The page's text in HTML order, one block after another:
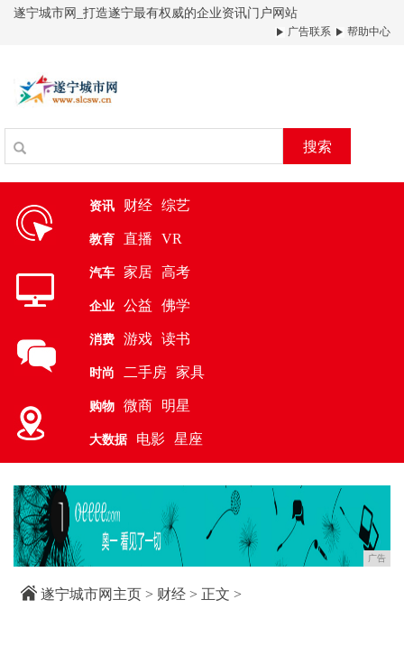
遂宁城市网_打造遂宁最有权威的企业资讯门户网站
广告联系 帮助中心
搜索
资讯 财经 综艺
教育 直播 VR
汽车 家居 高考
企业 公益 佛学
消费 游戏 读书
时尚 二手房 家具
购物 微商 明星
大数据 电影 星座
广告
遂宁城市网主页 > 财经 > 正文 >